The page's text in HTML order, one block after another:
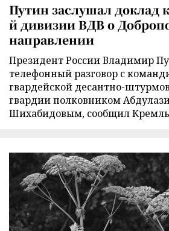
Путин заслушал доклад
й дивизии ВДВ о
направлении
Президент России Владимир
телефонный разговор с
гвардейской десантно-
гвардии полковником
Шихабидовым, сообщил